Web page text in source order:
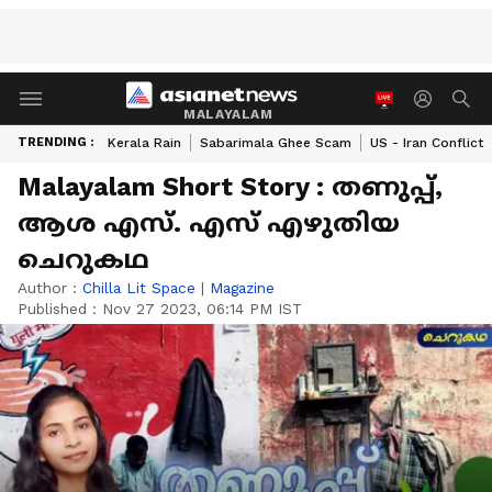
MALAYALAM
TRENDING : Kerala Rain Sabarimala Ghee Scam US - Iran Conflict
Malayalam Short Story : തണുപ്പ്,
ആശ എസ്. എസ് എഴുതിയ
ചെറുകഥ
Author : Chilla Lit Space | Magazine
Published : Nov 27 2023, 06:14 PM IST